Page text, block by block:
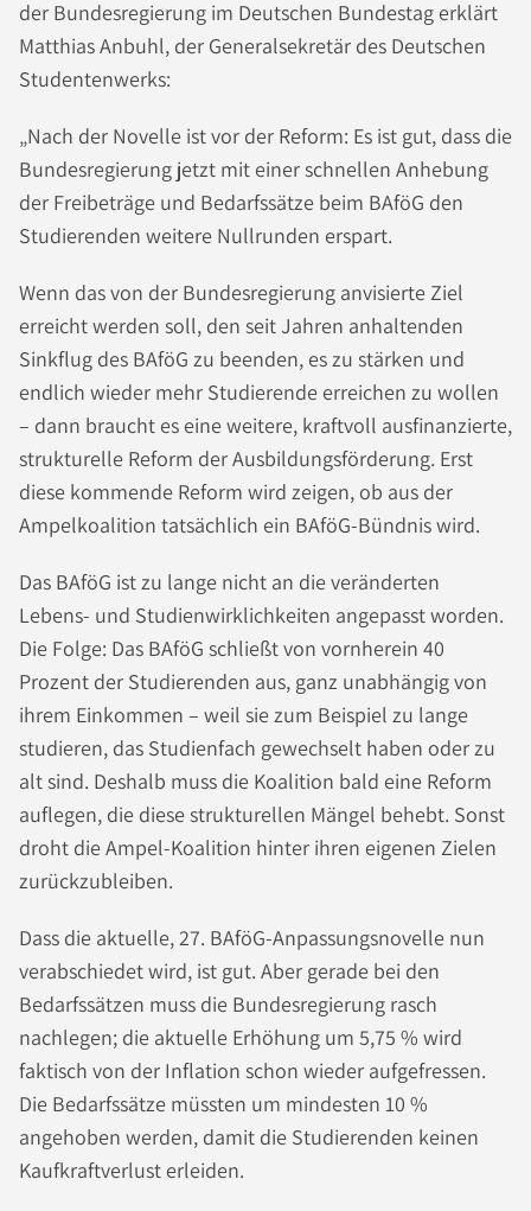
der Bundesregierung im Deutschen Bundestag erklärt
Matthias Anbuhl, der Generalsekretär des Deutschen
Studentenwerks:
„Nach der Novelle ist vor der Reform: Es ist gut, dass die
Bundesregierung jetzt mit einer schnellen Anhebung
der Freibeträge und Bedarfssätze beim BAföG den
Studierenden weitere Nullrunden erspart.
Wenn das von der Bundesregierung anvisierte Ziel
erreicht werden soll, den seit Jahren anhaltenden
Sinkflug des BAföG zu beenden, es zu stärken und
endlich wieder mehr Studierende erreichen zu wollen
– dann braucht es eine weitere, kraftvoll ausfinanzierte,
strukturelle Reform der Ausbildungsförderung. Erst
diese kommende Reform wird zeigen, ob aus der
Ampelkoalition tatsächlich ein BAföG-Bündnis wird.
Das BAföG ist zu lange nicht an die veränderten
Lebens- und Studienwirklichkeiten angepasst worden.
Die Folge: Das BAföG schließt von vornherein 40
Prozent der Studierenden aus, ganz unabhängig von
ihrem Einkommen – weil sie zum Beispiel zu lange
studieren, das Studienfach gewechselt haben oder zu
alt sind. Deshalb muss die Koalition bald eine Reform
auflegen, die diese strukturellen Mängel behebt. Sonst
droht die Ampel-Koalition hinter ihren eigenen Zielen
zurückzubleiben.
Dass die aktuelle, 27. BAföG-Anpassungsnovelle nun
verabschiedet wird, ist gut. Aber gerade bei den
Bedarfssätzen muss die Bundesregierung rasch
nachlegen; die aktuelle Erhöhung um 5,75 % wird
faktisch von der Inflation schon wieder aufgefressen.
Die Bedarfssätze müssten um mindesten 10 %
angehoben werden, damit die Studierenden keinen
Kaufkraftverlust erleiden.